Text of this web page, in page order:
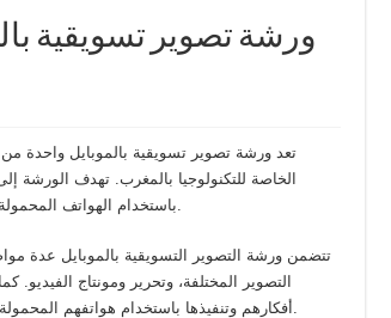
ورشة تصوير تسويقية
تعد ورشة تصوير تسويقية بالموبايل واحدة من
الخاصة للتكنولوجيا بالمغرب. تهدف الورشة
باستخدام الهواتف المحمولة، والتي تعد أحد أهم أدوات التسويق الرقمي في الوقت الحالي.
تتضمن ورشة التصوير التسويقية بالموبايل عدة
التصوير المختلفة، وتحرير ومونتاج
أفكارهم وتنفيذها باستخدام هواتفهم المحمولة، وتحسين جودة الفيديو وجعلها أكثر جاذبية للجمهور المستهدف.